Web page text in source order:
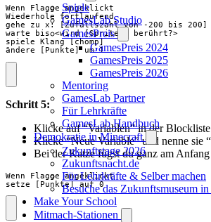
Spiele
GamesLab Studio
GamesPreis
GamesPreis 2024
GamesPreis 2025
GamesPreis 2026
Mentoring
GamesLab Partner
Für Lehrkräfte
GamesLab Handbuch
Demokratie in Minecraft
Zukunftstage 2026
Zukunftsnacht.de
Für Lehrkräfte & Selber machen
Besuche das Zukunftsmuseum
Make Your School
Mitmach-Stationen
Wenn Flagge angeklickt
Wiederhole fortlaufend
gehe zu x: [Zufallszahl von -200 bis
warte bis <wird [Sprite1] berührt?>
spiele Klang [chomp]
ändere [Punkte] um 1
Schritt 5:
Klicke auf “Variablen” in der Blockliste
Klicke “Neue Variable” und nenne sie
Bei der Katze fügst du ganz am
Wenn Flagge angeklickt
setze [Punkte] auf 0